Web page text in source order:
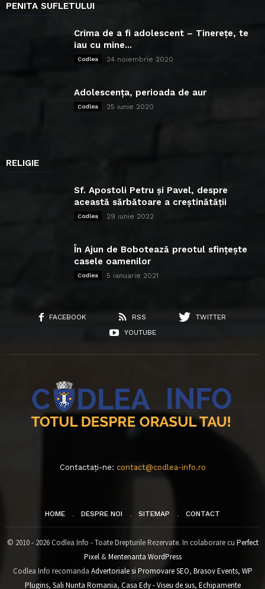
PENITA SUFLETULUI
Crima de a fi adolescent – Tinerețe, te
iau cu mine...
Codlea 24 noiembrie 2020
Adolescența, perioada de aur
Codlea 25 iunie 2020
RELIGIE
Sf. Apostoli Petru și Pavel, despre
această sărbătoare a creștinătății
Codlea 29 iunie 2022
În Ajun de Bobotează preotul sfințește
casele oamenilor
Codlea 5 ianuarie 2021
FACEBOOK RSS
TWITTER
YOUTUBE
Contactați-ne: contact@codlea-info.ro
HOME DESPRE NOI SITEMAP CONTACT
© 2010 - 2026 Codlea Info - Toate Drepturile Rezervate. In colaborare cu Perfect
Pixel&Mentenanta WordPress
Codlea Info recomanda Advertoriale si Promovare SEO, Brasov Events, WP
Plugins, Sali Nunta Romania, Casa Edy - Viseu de sus, Echipamente